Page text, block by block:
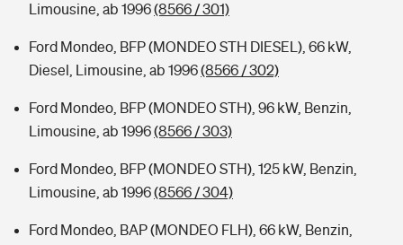
Limousine, ab 1996(8566 / 301)
Ford Mondeo, BFP (MONDEO STH DIESEL), 66 kW,
Diesel, Limousine, ab 1996(8566 / 302)
Ford Mondeo, BFP (MONDEO STH), 96 kW, Benzin,
Limousine, ab 1996(8566 / 303)
Ford Mondeo, BFP (MONDEO STH), 125 kW, Benzin,
Limousine, ab 1996(8566 / 304)
Ford Mondeo, BAP (MONDEO FLH), 66 kW, Benzin,